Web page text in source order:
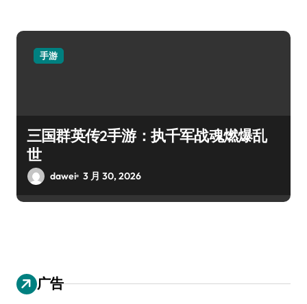
手游
三国群英传2手游：执千军战魂燃爆乱
世
dawei 3 月 30, 2026
广告